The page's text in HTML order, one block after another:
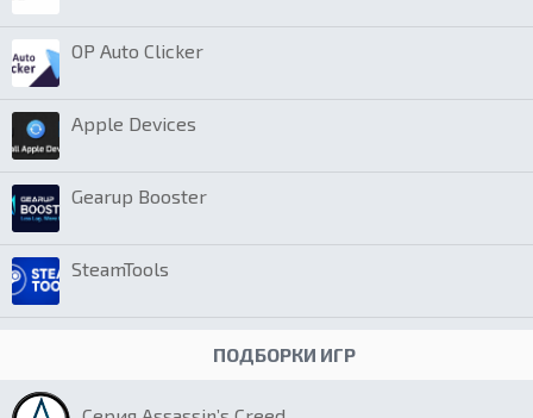
OP Auto Clicker
Apple Devices
Gearup Booster
SteamTools
ПОДБОРКИ ИГР